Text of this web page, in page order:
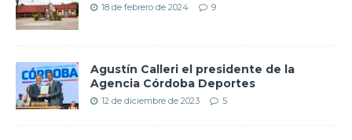
18 de febrero de 2024 9
Agustín Calleri el presidente de la
Agencia Córdoba Deportes
12 de diciembre de 2023 5